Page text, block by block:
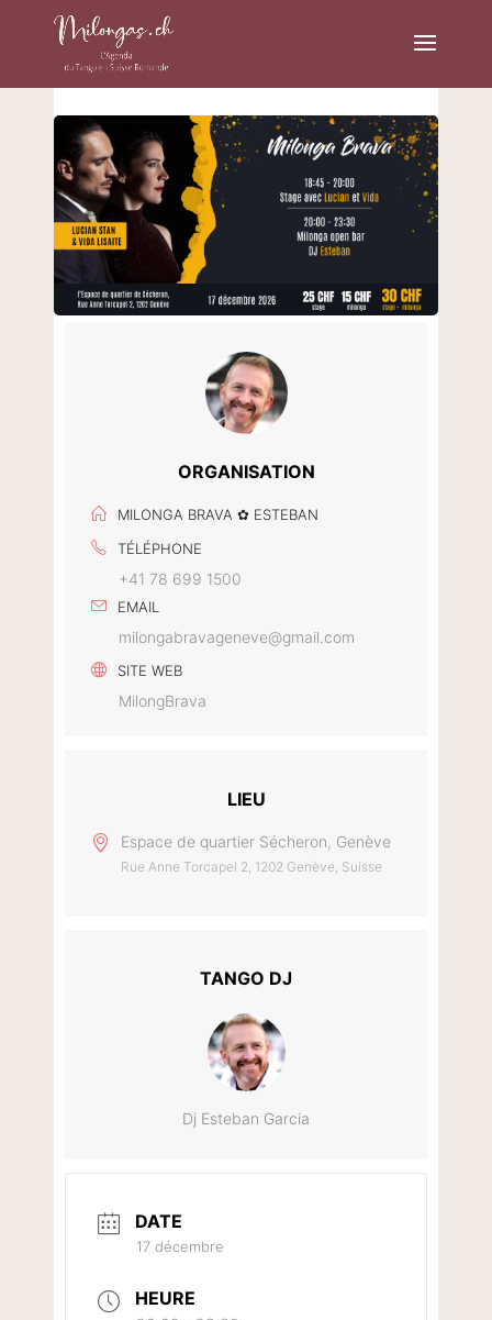
ORGANISATION
MILONGA BRAVA ✿ ESTEBAN
TÉLÉPHONE
+41 78 699 1500
EMAIL
milongabravageneve@gmail.com
SITE WEB
MilongBrava
LIEU
Espace de quartier Sécheron, Genève
Rue Anne Torcapel 2, 1202 Genève, Suisse
TANGO DJ
Dj Esteban Garcia
DATE
17 décembre
HEURE